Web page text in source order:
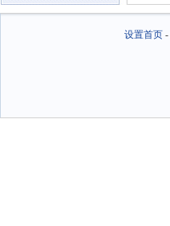
设置首页-